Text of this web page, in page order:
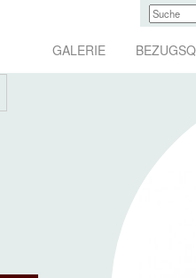
GALERIE